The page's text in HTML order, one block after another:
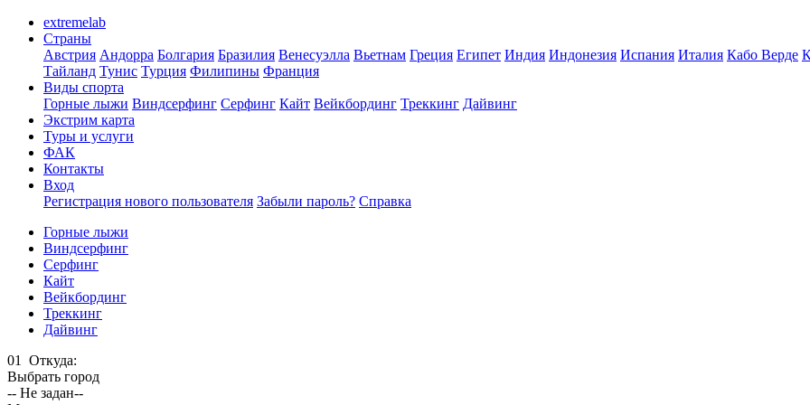
extremelab
Страны
Австрия Андорра Болгария Бразилия Венесуэлла Вьетнам Греция Египет Индия Индонезия Испания Италия Кабо Верде
Тайланд Тунис Турция Филипины Франция
Виды спорта
Горные лыжи Виндсерфинг Серфинг Кайт Вейкбординг Треккинг Дайвинг
Экстрим карта
Туры и услуги
ФАК
Контакты
Вход
Регистрация нового пользователя Забыли пароль? Справка
Горные лыжи
Виндсерфинг
Серфинг
Кайт
Вейкбординг
Треккинг
Дайвинг
01
Откуда:
Выбрать город
-- Не задан--